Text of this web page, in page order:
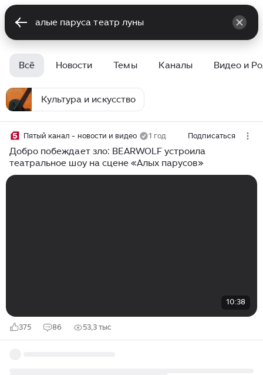
Всё Новости Темы Каналы Видео и
Культура и искусство
Пятый канал - новости и видео 1 год Подписаться
Добро побеждает зло: BEARWOLF устроила
театральное шоу на сцене «Алых парусов»
10:38
375 86 53,3 тыс